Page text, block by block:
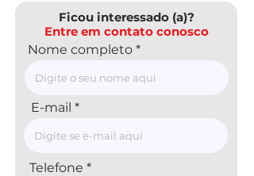
Ficou interessado (a)?
Entre em contato conosco
Nome completo
E-mail
Telefone